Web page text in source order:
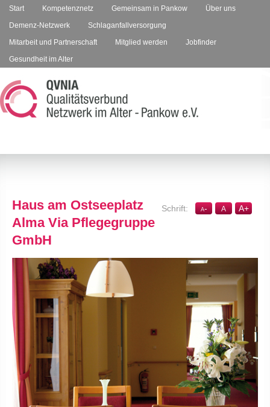
Start Kompetenznetz Gemeinsam in Pankow
Über uns
Demenz-Netzwerk
Schlaganfallversorgung
Mitarbeit und Partnerschaft
Mitglied werden
Jobfinder
Gesundheit im Alter
A+
A
A-
Haus am Ostseeplatz
Alma Via Pflegegruppe
GmbH